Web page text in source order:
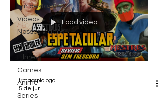
Em destaque
Vídeos
Nossos Vídeos
News
Filmes
Games
Anime
Series
Load video
irmaospiologo
5 de jun.